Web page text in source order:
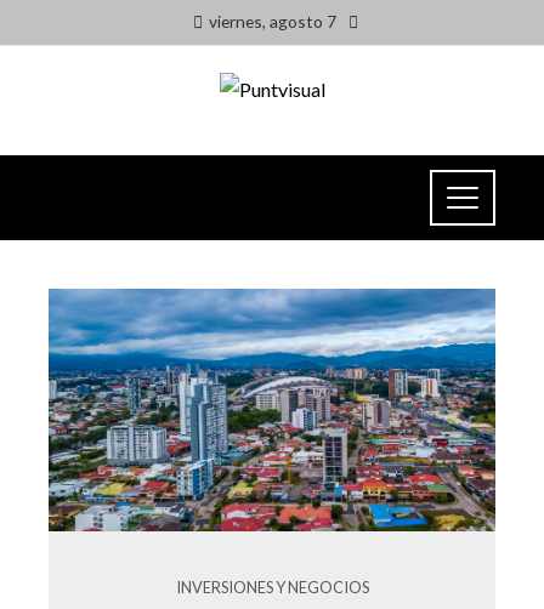
viernes, agosto 7
INVERSIONES Y NEGOCIOS